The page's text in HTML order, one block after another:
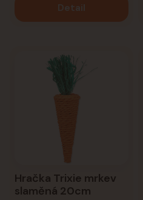
Detail
Hračka Trixie mrkev
slaměná 20cm